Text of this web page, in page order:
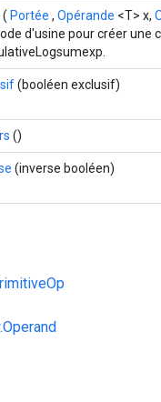
( Portée , Opérande <T> x,
d'usine pour créer une
(booléen exclusif)
()
(inverse booléen)